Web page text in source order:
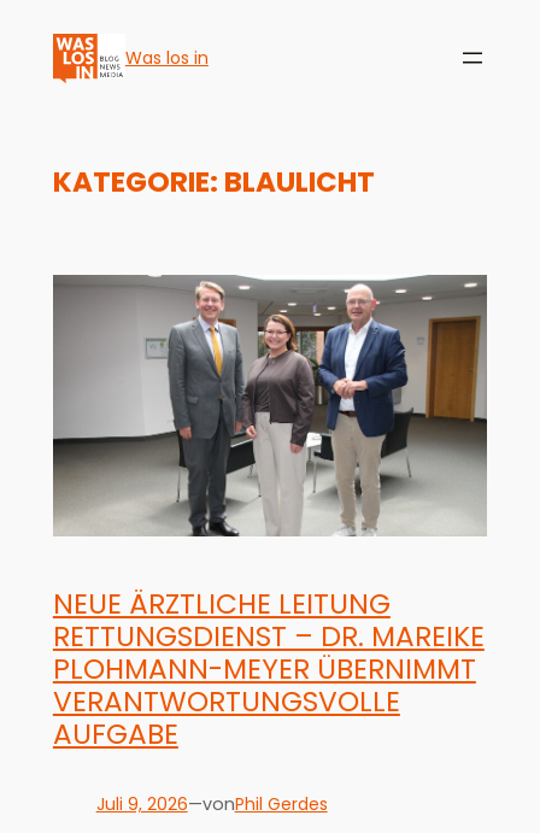
Was los in
KATEGORIE: BLAULICHT
NEUE ÄRZTLICHE LEITUNG
RETTUNGSDIENST – DR. MAREIKE
PLOHMANN-MEYER ÜBERNIMMT
VERANTWORTUNGSVOLLE
AUFGABE
Juli 9, 2026—vonPhil Gerdes